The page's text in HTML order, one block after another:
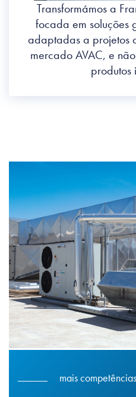
Transformámos a
focada em soluções
adaptadas a projetos
mercado AVAC, e
produtos
mais